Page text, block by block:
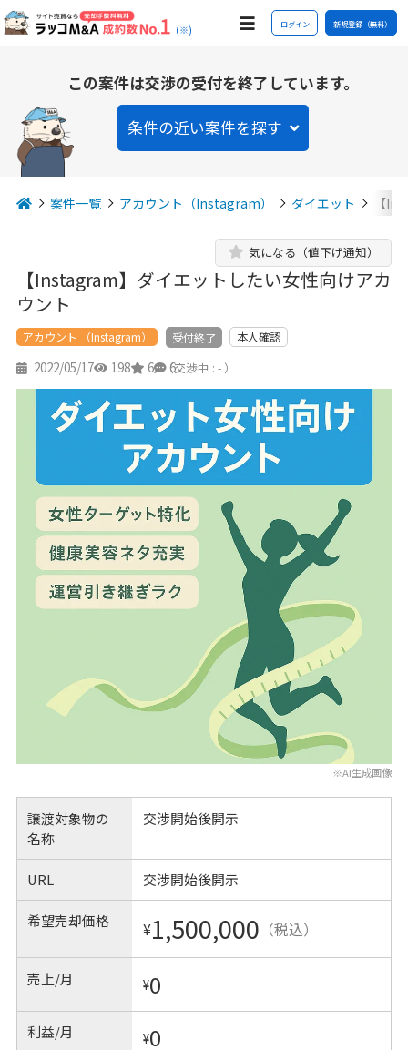
(※) ログイン 新規登録（無料）
この案件は交渉の受付を終了しています。
条件の近い案件を探す
案件一覧 アカウント（Instagram） ダイエット 【
【Instagram】ダイエットしたい女性向けアカ
ウント
気になる（値下げ通知）
アカウント （Instagram） 受付終了 本人確認
2022/05/17 198 6 6
（交渉中 : - ）
※AI生成画像
譲渡対象物の
名称
交渉開始後開示
URL 交渉開始後開示
希望売却価格 ¥1,500,000 （税込）
売上/月 ¥0
利益/月 ¥0